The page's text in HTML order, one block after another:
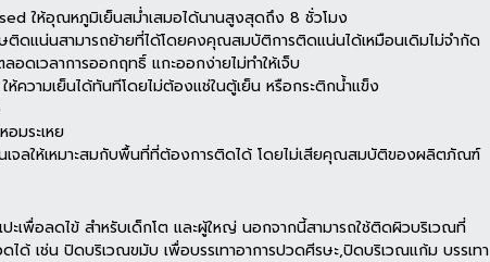
ให้อุณหภูมิเย็นสม่ำเสมอได้นานสูงสุดถึง 8 ชั่วโมง
ษติดแน่นสามารถย้ายที่ได้โดยคงคุณสมบัติการติดแน่นได้เหมือนเดิมไม่จำกัด
เวลาการออกฤทธิ์ แกะออกง่ายไม่ทำให้เจ็บ
ห้ความเย็นได้ทันทีโดยไม่ต้องแช่ในตู้เย็น หรือกระติกน้ำแข็ง
มระเหย
เจลให้เหมาะสมกับพื้นที่ที่ต้องการติดได้ โดยไม่เสียคุณสมบัติของผลิตภัณฑ์
ะเพื่อลดไข้ สำหรับเด็กโต และผู้ใหญ่ นอกจากนี้สามารถใช้ติดผิวบริเวณที่
ได้ เช่น ปิดบริเวณขมับ เพื่อบรรเทาอาการปวดศีรษะ,ปิดบริเวณแก้ม บรรเทา